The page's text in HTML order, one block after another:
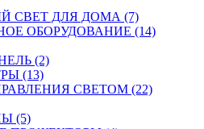
СВЕТ ДЛЯ ДОМА (7)
ОБОРУДОВАНИЕ (14)
(2)
(13)
СВЕТОМ (22)
(5)